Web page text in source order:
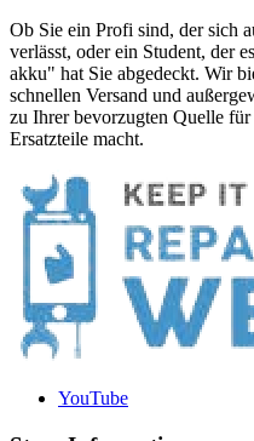
Ob Sie ein Profi sind, der sich
verlässt, oder ein Student, der
akku" hat Sie abgedeckt. Wir
schnellen Versand und
zu Ihrer bevorzugten Quelle
Ersatzteile macht.
YouTube